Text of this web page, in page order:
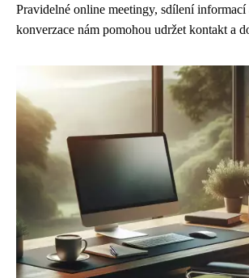
Pravidelné online meetingy, sdílení
konverzace nám pomohou udržet kontakt a